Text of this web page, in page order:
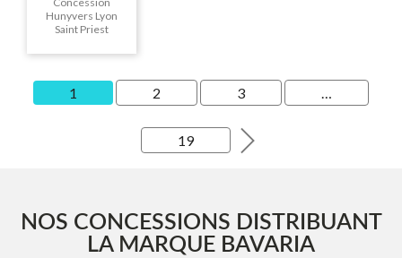
Hunyvers Lyon
Saint Priest
1 2 3 …
19
NOS CONCESSIONS DISTRIBUANT
LA MARQUE BAVARIA